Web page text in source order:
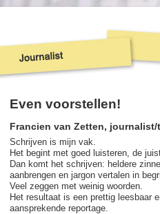
Even voorstellen!
Francien van Zetten,
Schrijven is mijn vak.
Het begint met goed luisteren, de
Dan komt het schrijven: heldere
aanbrengen en jargon vertalen in
Veel zeggen met weinig woorden.
Het resultaat is een prettig leesbaar
aansprekende reportage.